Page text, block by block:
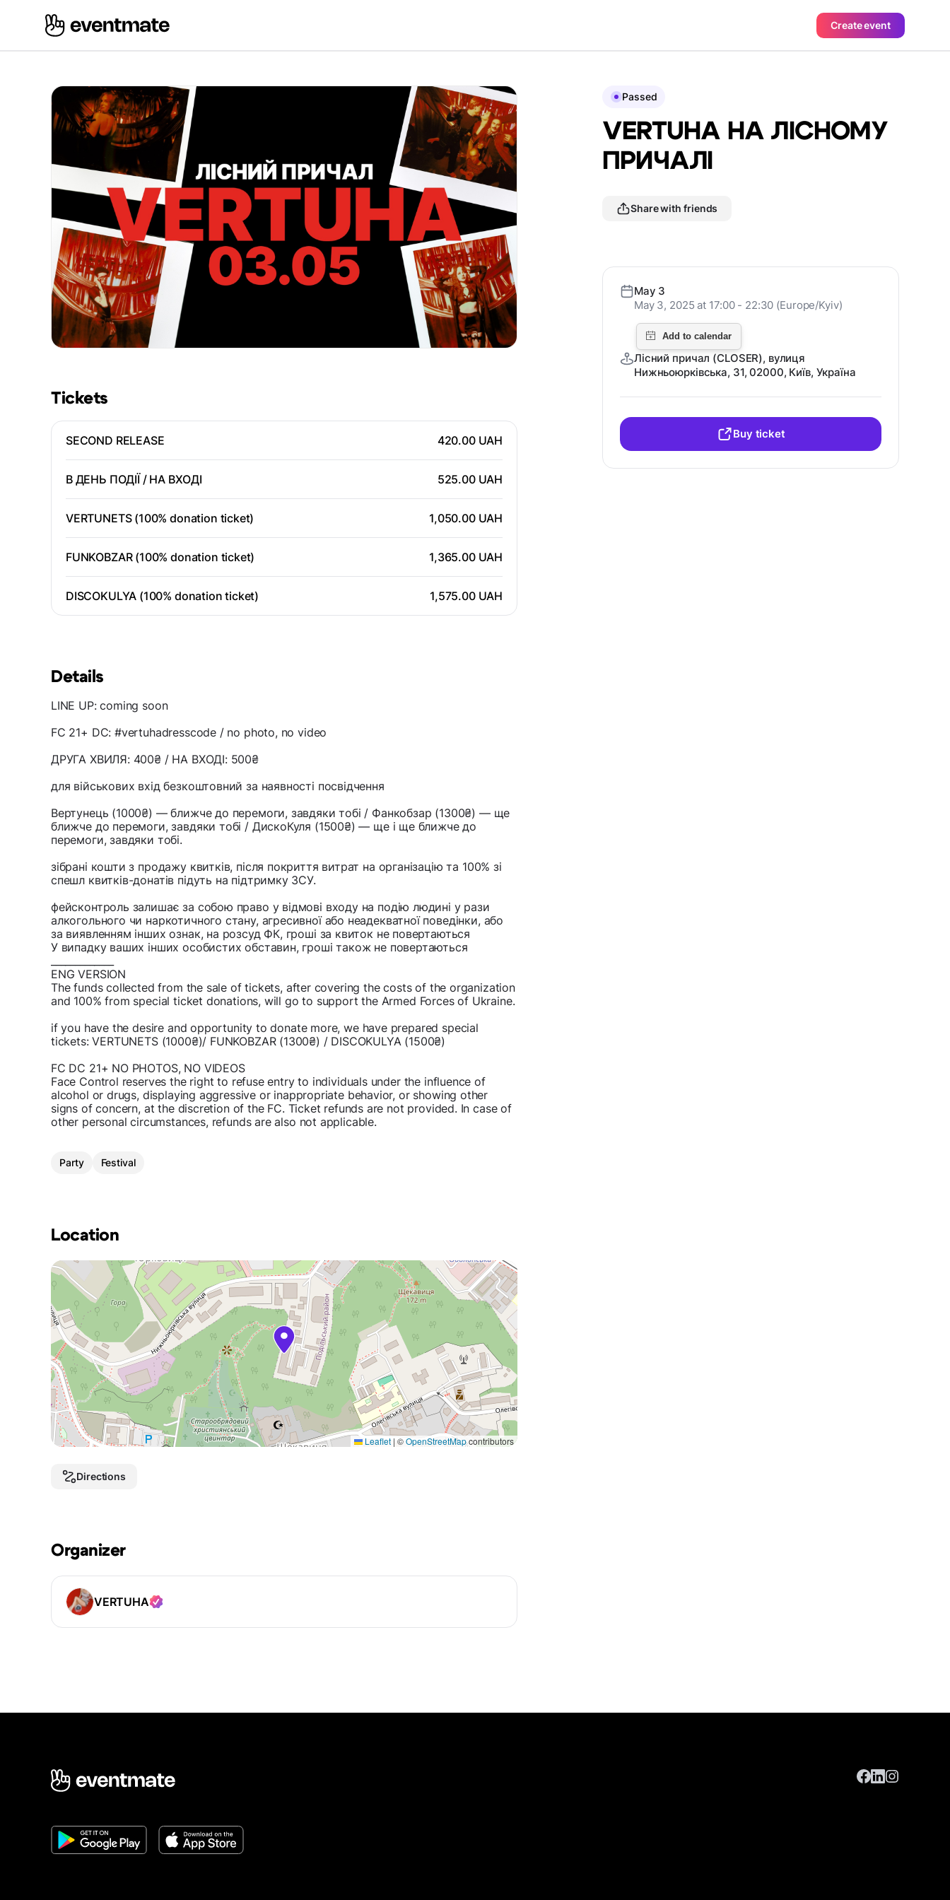
Create event
Tickets
SECOND RELEASE 420.00 UAH
В ДЕНЬ ПОДІЇ / НА ВХОДІ 525.00 UAH
VERTUNETS (100% donation ticket) 1,050.00 UAH
FUNKOBZAR (100% donation ticket) 1,365.00 UAH
DISCOKULYA (100% donation ticket) 1,575.00 UAH
Details
LINE UP: coming soon
FC 21+ DC: #vertuhadresscode / no photo, no video
ДРУГА ХВИЛЯ: 400₴ / НА ВХОДІ: 500₴
для військових вхід безкоштовний за наявності посвідчення
Вертунець (1000₴) — ближче до перемоги, завдяки тобі / Фанкобзар (1300₴) — ще
ближче до перемоги, завдяки тобі / ДискоКуля (1500₴) — ще і ще ближче до
перемоги, завдяки тобі.
зібрані кошти з продажу квитків, після покриття витрат на організацію та 100% зі
спешл квитків-донатів підуть на підтримку ЗСУ.
фейсконтроль залишає за собою право у відмові входу на подію людині у рази
алкогольного чи наркотичного стану, агресивної або неадекватної поведінки, або
за виявленням інших ознак, на розсуд ФК, гроші за квиток не повертаються
У випадку ваших інших особистих обставин, гроші також не повертаються
ENG VERSION
The funds collected from the sale of tickets, after covering the costs of the organization
and 100% from special ticket donations, will go to support the Armed Forces of Ukraine.
if you have the desire and opportunity to donate more, we have prepared special
tickets: VERTUNETS (1000₴)/ FUNKOBZAR (1300₴) / DISCOKULYA (1500₴)
FC DC 21+ NO PHOTOS, NO VIDEOS
Face Control reserves the right to refuse entry to individuals under the influence of
alcohol or drugs, displaying aggressive or inappropriate behavior, or showing other
signs of concern, at the discretion of the FC. Ticket refunds are not provided. In case of
other personal circumstances, refunds are also not applicable.
Party Festival
Location
Leaflet | ©OpenStreetMapcontributors
Directions
Organizer
VERTUHA
Passed
VERTUHA НА ЛІСНОМУ
ПРИЧАЛІ
Share with friends
May 3
May 3, 2025 at 17:00 - 22:30 (Europe/Kyiv)
Лісний причал (CLOSER), вулиця
Нижньоюрківська, 31, 02000, Київ, Україна
Buy ticket